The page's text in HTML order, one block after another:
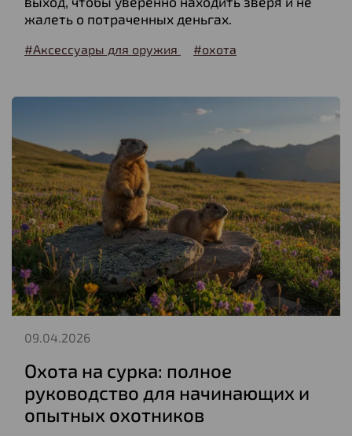
жалеть о потраченных деньгах.
#Аксессуары для оружия #охота
Охота на сурка: полное
руководство для начинающих и
опытных охотников
09.04.2026